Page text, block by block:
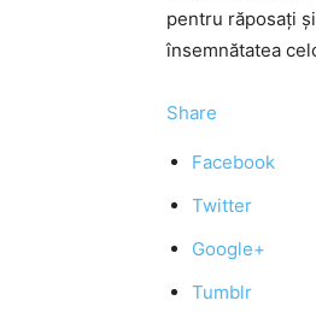
pentru răposaţi
însemnătatea
Share
Facebook
Twitter
Google+
Tumblr